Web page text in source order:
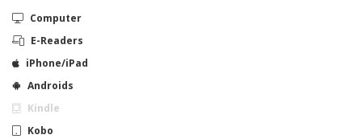
Computer
E-Readers
iPhone/iPad
Androids
Kindle
Kobo